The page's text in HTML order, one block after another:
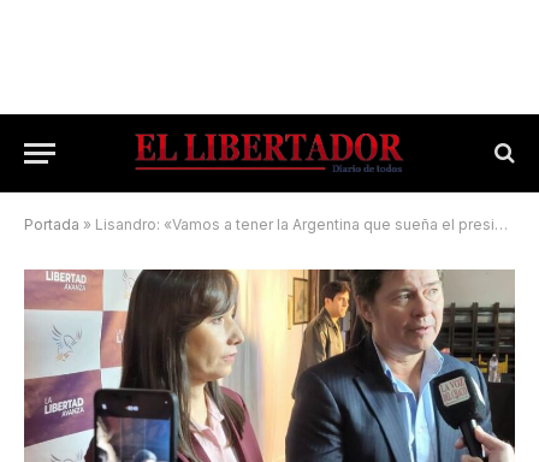
Portada » Lisandro: «Vamos a tener la Argentina que sueña el presidente Javier Milei»